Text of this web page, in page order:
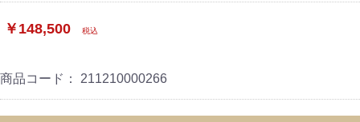
￥148,500 税込
商品コード： 211210000266